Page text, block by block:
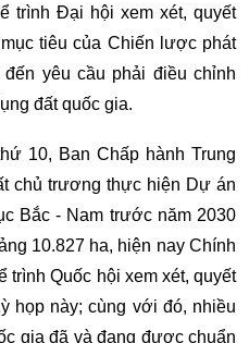
trình Đại hội xem xét, quyết
tiêu của Chiến lược phát
yêu cầu phải điều chỉnh
đất quốc gia.
10, Ban Chấp hành Trung
chủ trương thực hiện Dự án
Bắc - Nam trước năm 2030
10.827 ha, hiện nay Chính
trình Quốc hội xem xét, quyết
họp này; cùng với đó, nhiều
gia đã và đang được chuẩn